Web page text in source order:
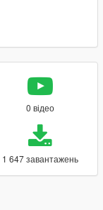
0 відео
1 647 завантажень